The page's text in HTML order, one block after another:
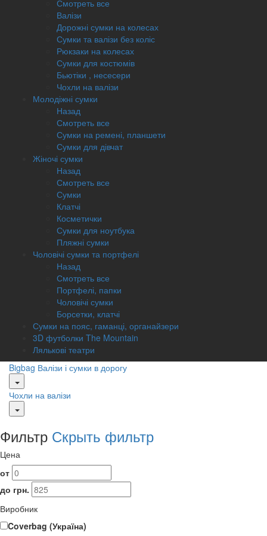
Смотреть все
Валізи
Дорожні сумки на колесах
Сумки та валізи без коліс
Рюкзаки на колесах
Сумки для костюмів
Бьютіки , несесери
Чохли на валізи
Молодіжні сумки
Назад
Смотреть все
Сумки на ремені, планшети
Сумки для дівчат
Жіночі сумки
Назад
Смотреть все
Сумки
Клатчі
Косметички
Сумки для ноутбука
Пляжні сумки
Чоловічі сумки та портфелі
Назад
Смотреть все
Портфелі, папки
Чоловічі сумки
Борсетки, клатчі
Сумки на пояс, гаманці, органайзери
3D футболки The Mountain
Лялькові театри
Bigbag Валізи і сумки в дорогу
Чохли на валізи
Фильтр Скрыть фильтр
Цена
от
до грн.
Виробник
Coverbag (Україна)